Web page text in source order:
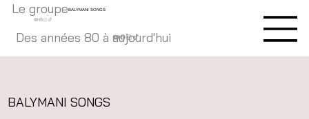
BALYMANI SONGS
Le groupe
Des années 80 à aujourd'hui
BALYMANI SONGS